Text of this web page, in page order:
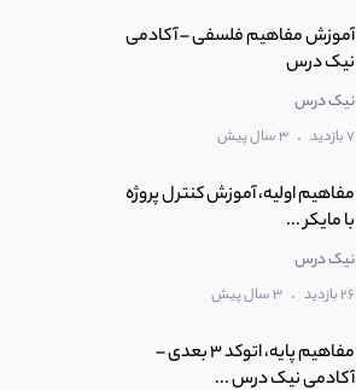
آموزش مفاهیم فلسفی – آکادمی
نیک درس
نیک درس
7 بازدید . 3 سال پیش
مفاهیم اولیه، آموزش کنترل پروژه
با مایکر ...
نیک درس
26 بازدید . 3 سال پیش
مفاهیم پایه، اتوکد 3 بعدی –
آکادمی نیک درس ...